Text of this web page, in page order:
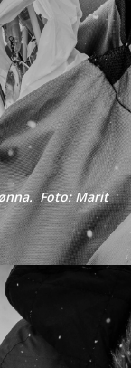
Foto: Marit